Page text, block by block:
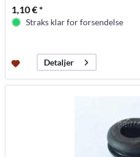
1,10 € *
Straks klar for forsendelse
Detaljer